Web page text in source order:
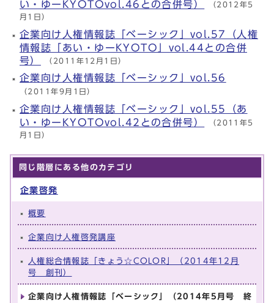
い・ゆーKYOTOvol.46との合併号） （2012年5
月1日）
企業向け人権情報誌「ベーシック」vol.57（人権
情報誌「あい・ゆーKYOTO」vol.44との合併
号）
（2011年12月1日）
企業向け人権情報誌「ベーシック」vol.56
（2011年9月1日）
企業向け人権情報誌「ベーシック」vol.55（あ
い・ゆーKYOTOvol.42との合併号） （2011年5
月1日）
同じ階層にある他のカテゴリ
企業啓発
概要
企業向け人権啓発講座
人権総合情報誌「きょう☆COLOR」（2014年12月
号 創刊）
企業向け人権情報誌「ベーシック」（2014年5月号 終